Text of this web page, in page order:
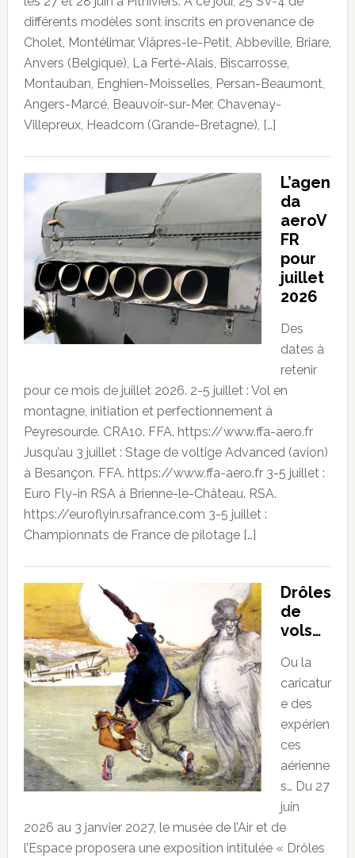
différents modèles sont inscrits en provenance de
Cholet, Montélimar, Viâpres-le-Petit, Abbeville, Briare,
Anvers (Belgique), La Ferté-Alais, Biscarrosse,
Montauban, Enghien-Moisselles, Persan-Beaumont,
Angers-Marcé, Beauvoir-sur-Mer, Chavenay-
Villepreux, Headcorn (Grande-Bretagne), […]
L’agen
da
aeroV
FR
pour
juillet
2026
Des
dates à
retenir
pour ce mois de juillet 2026. 2-5 juillet : Vol en
montagne, initiation et perfectionnement à
Peyresourde. CRA10. FFA. https://www.ffa-aero.fr
Jusqu’au 3 juillet : Stage de voltige Advanced (avion)
à Besançon. FFA. https://www.ffa-aero.fr 3-5 juillet :
Euro Fly-in RSA à Brienne-le-Château. RSA.
https://euroflyin.rsafrance.com 3-5 juillet :
Championnats de France de pilotage […]
Drôles
de
vols…
Ou la
caricatur
e des
expérien
ces
aérienne
s… Du 27
juin
2026 au 3 janvier 2027, le musée de l’Air et de
l’Espace proposera une exposition intitulée « Drôles